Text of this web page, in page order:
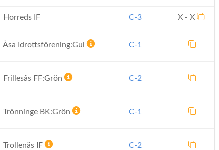
Horreds IF C-3 X - X
Åsa Idrottsförening:Gul C-1
Frillesås FF:Grön C-2
Trönninge BK:Grön C-1
Trollenäs IF C-2